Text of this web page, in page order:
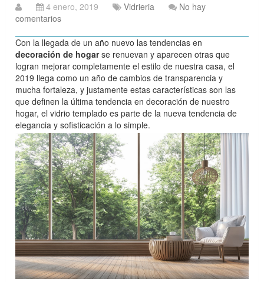
4 enero, 2019 Vidrieria
No hay
comentarios
Con la llegada de un año nuevo las tendencias en
decoración de hogarse renuevan y aparecen otras que
logran mejorar completamente el estilo de nuestra casa, el
2019 llega como un año de cambios de transparencia y
mucha fortaleza, y justamente estas características son las
que definen la última tendencia en decoración de nuestro
hogar, el vidrio templado es parte de la nueva tendencia de
elegancia y sofisticación a lo simple.